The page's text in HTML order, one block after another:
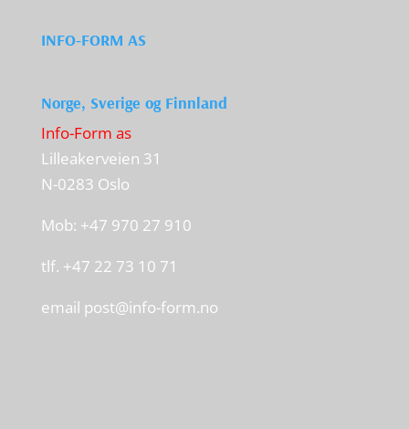
INFO-FORM AS
Norge, Sverige og Finnland
Info-Form as
Lilleakerveien 31
N-0283 Oslo
Mob: +47 970 27 910
tlf. +47 22 73 10 71
email post@info-form.no